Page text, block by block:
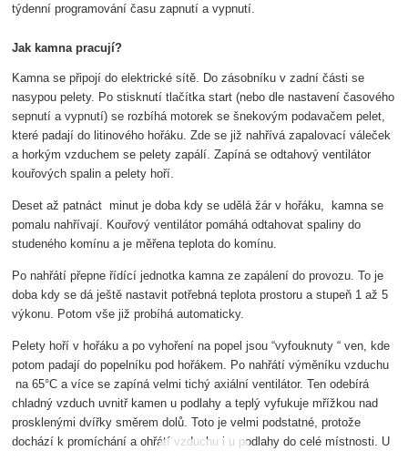
týdenní programování času zapnutí a vypnutí.
Jak kamna pracují?
Kamna se připojí do elektrické sítě. Do zásobníku v zadní části se
nasypou pelety. Po stisknutí tlačítka start (nebo dle nastavení časového
sepnutí a vypnutí) se rozbíhá motorek se šnekovým podavačem pelet,
které padají do litinového hořáku. Zde se již nahřívá zapalovací váleček
a horkým vzduchem se pelety zapálí. Zapíná se odtahový ventilátor
kouřových spalin a pelety hoří.
Deset až patnáct minut je doba kdy se udělá žár v hořáku, kamna se
pomalu nahřívají. Kouřový ventilátor pomáhá odtahovat spaliny do
studeného komínu a je měřena teplota do komínu.
Po nahřátí přepne řídící jednotka kamna ze zapálení do provozu. To je
doba kdy se dá ještě nastavit potřebná teplota prostoru a stupeň 1 až 5
výkonu. Potom vše již probíhá automaticky.
Pelety hoří v hořáku a po vyhoření na popel jsou “vyfouknuty “ ven, kde
potom padají do popelníku pod hořákem. Po nahřátí výměníku vzduchu
na 65°C a více se zapíná velmi tichý axiální ventilátor. Ten odebírá
chladný vzduch uvnitř kamen u podlahy a teplý vyfukuje mřížkou nad
prosklenými dvířky směrem dolů. Toto je velmi podstatné, protože
dochází k promíchání a ohřátí vzduchu i u podlahy do celé místnosti. U